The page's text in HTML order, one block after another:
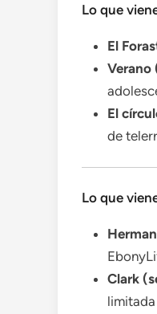
Lo que
El
Verano
El
de
Lo que
Clark